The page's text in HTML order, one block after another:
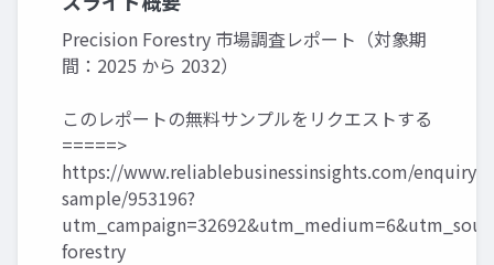
Precision Forestry 市場調査レポート（対象期
間：2025 から 2032）
このレポートの無料サンプルをリクエストする
=====>
https://www.reliablebusinessinsights.com/enquiry/
sample/953196?
forestry